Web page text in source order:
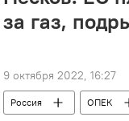
за газ,
9 октября 2022, 16:27
Россия ОПЕК